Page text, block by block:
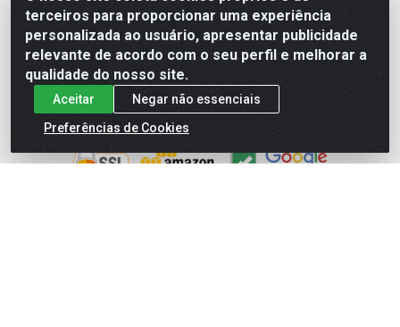
terceiros para proporcionar uma experiência
personalizada ao usuário, apresentar publicidade
relevante de acordo com o seu perfil e melhorar a
qualidade do nosso site.
Aceitar
Negar não essenciais
Preferências de Cookies
Site Seguro